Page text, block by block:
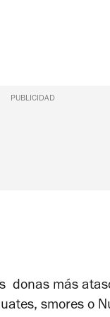
PUBLICIDAD
donas más
smores o